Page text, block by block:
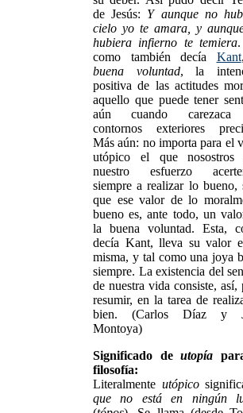
de Jesús: Y aunque no
cielo yo te amara, y
hubiera infierno te temiera.
como también decía Kant
buena voluntad, la
positiva de las actitudes
aquello que puede tener
aún cuando
contornos exteriores
Más aún: no importa para el
utópico el que nosostros
nuestro esfuerzo
siempre a realizar lo bueno,
que ese valor de lo
bueno es, ante todo, un
la buena voluntad. Esta,
decía Kant, lleva su valor
misma, y tal como una joya
siempre. La existencia del
de nuestra vida consiste, así,
resumir, en la tarea de
bien. (Carlos Díaz y
Montoya)
Significado de utopía
filosofía:
Literalmente utópico
que no está en ningún